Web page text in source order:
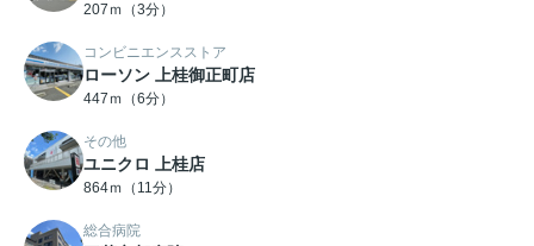
207ｍ（3分）
コンビニエンスストア
ローソン 上桂御正町店
447ｍ（6分）
その他
ユニクロ 上桂店
864ｍ（11分）
総合病院